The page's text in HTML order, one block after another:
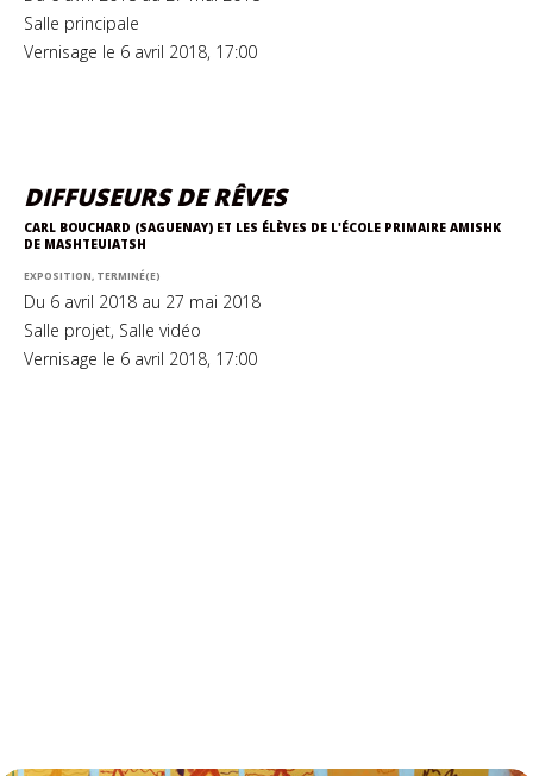
Salle principale
Vernisage le 6 avril 2018, 17:00
DIFFUSEURS DE RÊVES
CARL BOUCHARD (SAGUENAY) ET LES ÉLÈVES DE L'ÉCOLE PRIMAIRE AMISHK
DE MASHTEUIATSH
EXPOSITION, TERMINÉ(E)
Du 6 avril 2018 au 27 mai 2018
Salle projet, Salle vidéo
Vernisage le 6 avril 2018, 17:00